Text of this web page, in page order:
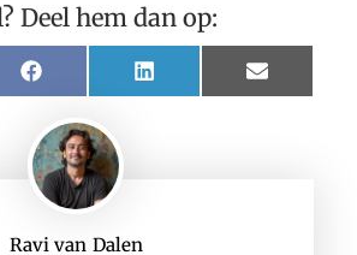
Ravi van Dalen
Deel hem dan op:
Facebook LinkedIn Email